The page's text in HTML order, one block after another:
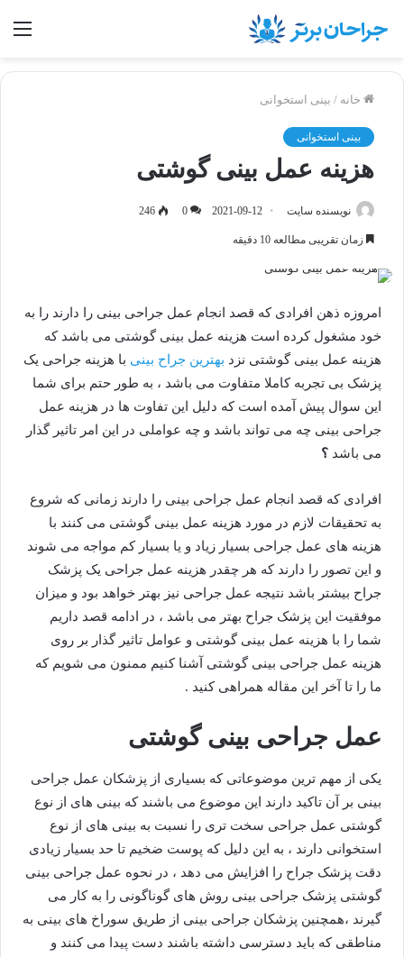
خانه / بینی استخوانی
بینی استخوانی
هزینه عمل بینی گوشتی
نویسنده سایت 2021-09-12
0
246
زمان تقریبی مطالعه 10 دقیقه
امروزه ذهن افرادی که قصد انجام عمل جراحی بینی را دارند را به
خود مشغول کرده است هزینه عمل بینی گوشتی می باشد که
هزینه عمل بینی گوشتی نزد بهترین جراح بینی با هزینه جراحی یک
پزشک بی تجربه کاملا متفاوت می باشد ، به طور حتم برای شما
این سوال پیش آمده است که دلیل این تفاوت ها در هزینه عمل
جراحی بینی چه می تواند باشد و چه عواملی در این امر تاثیر گذار
می باشد ؟
افرادی که قصد انجام عمل جراحی بینی را دارند زمانی که شروع
به تحقیقات لازم در مورد هزینه عمل بینی گوشتی می کنند با
هزینه های عمل جراحی بسیار زیاد و یا بسیار کم مواجه می شوند
و این تصور را دارند که هر چقدر هزینه عمل جراحی یک پزشک
جراح بیشتر باشد نتیجه عمل جراحی نیز بهتر خواهد بود و میزان
موفقیت این پزشک جراح بهتر می باشد ، در ادامه قصد داریم
شما را با هزینه عمل بینی گوشتی و عوامل تاثیر گذار بر روی
هزینه عمل جراحی بینی گوشتی آشنا کنیم ممنون می شویم که
ما را تا آخر این مقاله همراهی کنید .
عمل جراحی بینی گوشتی
یکی از مهم ترین موضوعاتی که بسیاری از پزشکان عمل جراحی
بینی بر آن تاکید دارند این موضوع می باشند که بینی های از نوع
گوشتی عمل جراحی سخت تری را نسبت به بینی های از نوع
استخوانی دارند ، به این دلیل که پوست ضخیم تا حد بسیار زیادی
دقت پزشک جراح را افزایش می دهد ، در نحوه عمل جراحی بینی
گوشتی پزشک جراحی بینی روش های گوناگونی را به کار می
گیرند ،همچنین پزشکان جراحی بینی از طریق سوراخ های بینی به
مناطقی که باید دسترسی داشته باشند دست پیدا می کنند و